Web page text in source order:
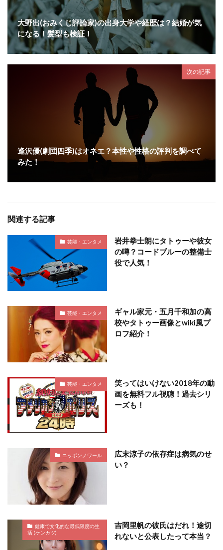
大野出(おみくじ評論家)の出身大学や経歴は？結婚が気
になる！髪型も検証！
次の記事
逢沢優(劇団四季)はオネエ？本性や性格の評判を調べて
みた！
関連する記事
芸能・エンタメ
岩井拳士朗にタトゥーや彼女
の噂？コードブルーの整備士
役で人気！
芸能・エンタメ
ギャル家元・五月千和加の高
校やタトゥー画像とwiki風プ
ロフ紹介！
芸能・エンタメ
笑ってはいけない2018年の動
画を無料フル視聴！過去シリ
ーズも！
ニッポンノワール
広末涼子の依存症は病気のせ
い？
健康で文化的な最低限度の生
活 (ケンカツ)
吉岡里帆の彼氏はだれ！途切
れないと公表したって本当？